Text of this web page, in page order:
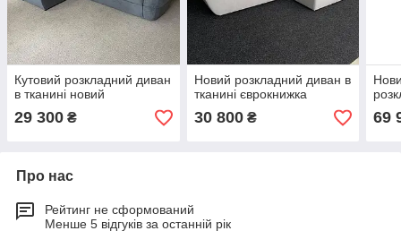
Кутовий розкладний диван
в тканині новий
29 300 ₴
Новий розкладний диван в
тканині єврокнижка
30 800₴ 69
Про нас
Рейтинг не сформований
Менше 5 відгуків за останній рік